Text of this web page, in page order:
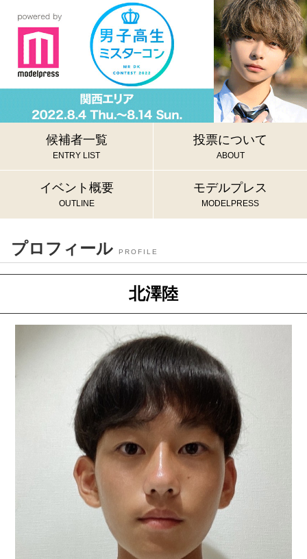
候補者一覧
ENTRY LIST
投票について
ABOUT
イベント概要
OUTLINE
モデルプレス
MODELPRESS
プロフィール PROFILE
北澤陸